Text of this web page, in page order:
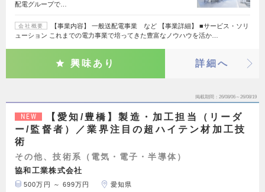
配電グループで…
会社概要
【事業内容】 一般送配電事業 など 【事業詳細】 ■サービス・ソリ
ューション これまでの電力事業で培ってきた豊富なノウハウを活か…
興味あり 詳細へ
掲載期間 26/08/06～26/08/19
NEW
【愛知/豊橋】製造・加工担当（リーダ
ー/監督者）／業界注目の超ハイテン材加工技
術
その他、技術系（電気・電子・半導体）
協和工業株式会社
500万円 ～ 699万円 愛知県